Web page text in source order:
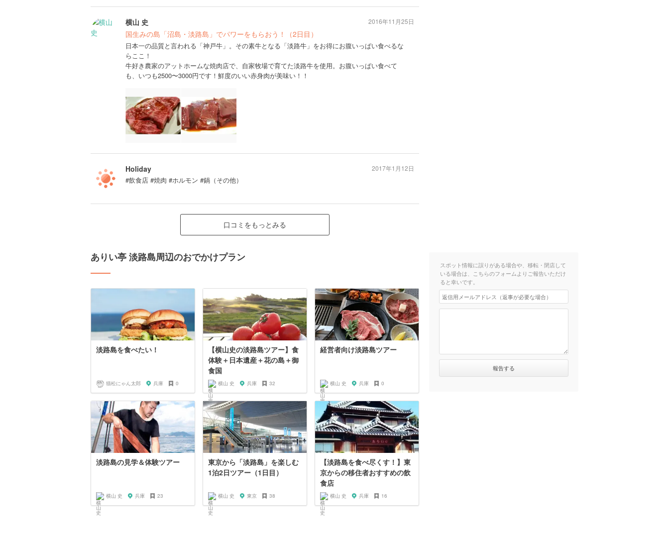
横山 史
国生みの島「沼島・淡路島」でパワーをもらおう！（2日目）
日本一の品質と言われる「神戸牛」。その素牛となる「淡路牛」をお得にお腹いっぱい食べるな
らここ！
牛好き農家のアットホームな焼肉店で、自家牧場で育てた淡路牛を使用。お腹いっぱい食べて
も、いつも2500〜3000円です！鮮度のいい赤身肉が美味い！！
2016年11月25日
Holiday
#飲食店 #焼肉 #ホルモン #鍋（その他）
2017年1月12日
口コミをもっとみる
ありい亭 淡路島周辺のおでかけプラン
淡路島を食べたい！
猫松にゃん太郎 兵庫 0
【横山史の淡路島ツアー】食
体験＋日本遺産＋花の島＋御
食国
横山 史 兵庫 32
経営者向け淡路島ツアー
横山 史 兵庫 0
淡路島の見学＆体験ツアー
横山 史 兵庫 23
東京から「淡路島」を楽しむ
1泊2日ツアー（1日目）
横山 史 東京 38
【淡路島を食べ尽くす！】東
京からの移住者おすすめの飲
食店
横山 史 兵庫 16
スポット情報に誤りがある場合や、移転・閉店して
いる場合は、こちらのフォームよりご報告いただけ
ると幸いです。